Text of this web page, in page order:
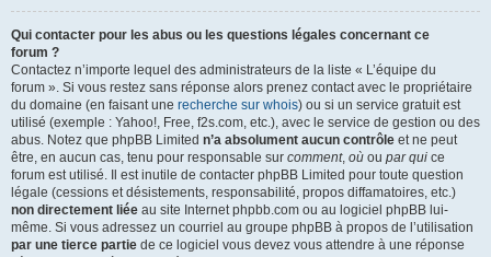
Qui contacter pour les abus ou les questions légales concernant ce
forum ?
Contactez n’importe lequel des administrateurs de la liste « L’équipe du
forum ». Si vous restez sans réponse alors prenez contact avec le propriétaire
du domaine (en faisant une recherche sur whois) ou si un service gratuit est
utilisé (exemple : Yahoo!, Free, f2s.com, etc.), avec le service de gestion ou des
abus. Notez que phpBB Limited n’a absolument aucun contrôle et ne peut
être, en aucun cas, tenu pour responsable sur comment, où ou par qui ce
forum est utilisé. Il est inutile de contacter phpBB Limited pour toute question
légale (cessions et désistements, responsabilité, propos diffamatoires, etc.)
non directement liée au site Internet phpbb.com ou au logiciel phpBB lui-
même. Si vous adressez un courriel au groupe phpBB à propos de l’utilisation
par une tierce partie de ce logiciel vous devez vous attendre à une réponse